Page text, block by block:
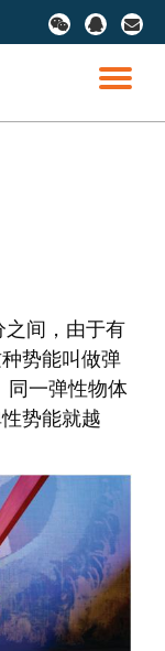
fa-
wechat
fa-
qq
fa-
切
之间，由于有
势能叫做弹
同一弹性物体
势能就越